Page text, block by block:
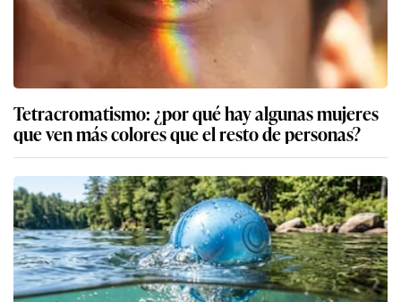
Tetracromatismo: ¿por qué hay algunas mujeres
que ven más colores que el resto de personas?